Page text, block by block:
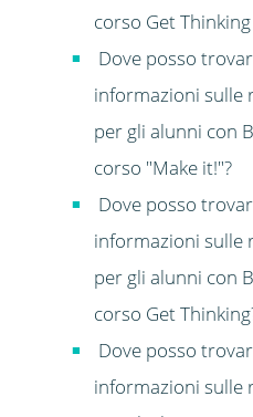
corso Get
Dove posso
informazioni sulle
per gli alunni con
corso "Make it!"?
Dove posso
informazioni sulle
per gli alunni con
corso Get
Dove posso
informazioni sulle